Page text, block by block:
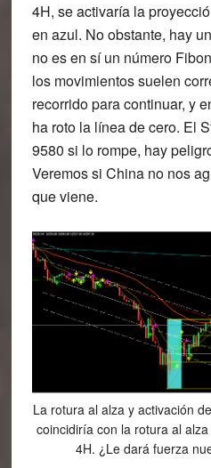
4H, se activaría la
en azul. No obstante, hay
no es en sí un número
los movimientos suelen
recorrido para continuar, y
ha roto la línea de cero. El
9580 si lo rompe, hay
Veremos si China no nos
que viene.
La rotura al alza y activación
coincidiría con la rotura al
4H. ¿Le dará fuerza